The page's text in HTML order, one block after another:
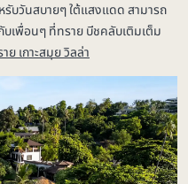
บวันสบายๆ ใต้แสงแดด สามารถ
เพื่อนๆ ที่ทราย บีชคลับเติมเต็ม
ย เกาะสมุย วิลล่า